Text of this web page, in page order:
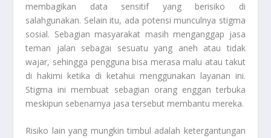
membagikan data sensitif yang berisiko di
salahgunakan. Selain itu, ada potensi munculnya stigma
sosial. Sebagian masyarakat masih menganggap jasa
teman jalan sebagai sesuatu yang aneh atau tidak
wajar, sehingga pengguna bisa merasa malu atau takut
di hakimi ketika di ketahui menggunakan layanan ini.
Stigma ini membuat sebagian orang enggan terbuka
meskipun sebenarnya jasa tersebut membantu mereka.
Risiko lain yang mungkin timbul adalah ketergantungan